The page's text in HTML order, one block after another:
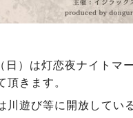
日）は灯恋夜ナイトマ
頂きます。
川遊び等に開放してい